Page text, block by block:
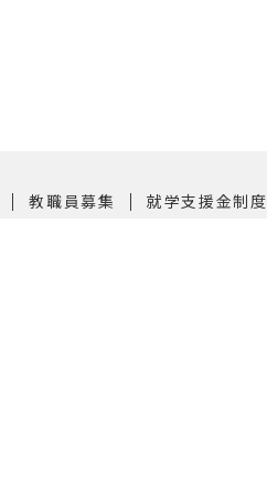
｜ 教職員募集 ｜ 就学支援金制度